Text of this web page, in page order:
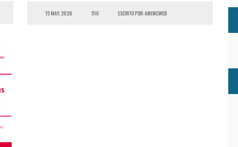
15 MAY, 2026 510 ESCRITO POR: AMIMCWEB